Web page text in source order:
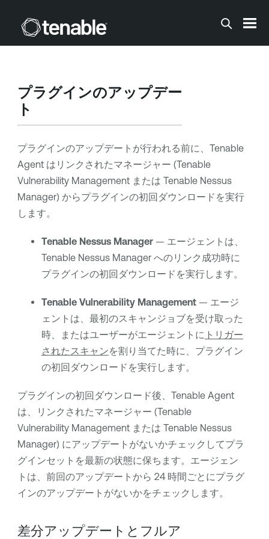
メインコンテンツに移動する
プラグインのアップデー
ト
プラグインのアップデートが行われる前に、 Tenable
Agentはリンクされたマネージャー (Tenable
Vulnerability Managementまたは Tenable Nessus
Manager) からプラグインの初回ダウンロードを実行
します。
Tenable Nessus Manager— エージェントは、
Tenable Nessus Managerへのリンク成功時に
プラグインの初回ダウンロードを実行します。
Tenable Vulnerability Management— エージ
ェントは、最初のスキャンジョブを受け取った
時、またはユーザーがエージェントに トリガー
されたスキャンを割り当てた時に、プラグイン
の初回ダウンロードを実行します。
プラグインの初回ダウンロード後、 Tenable Agent
は、リンクされたマネージャー (Tenable
Vulnerability Managementまたは Tenable Nessus
Manager) にアップデートがないかチェックしてプラ
グインセットを最新の状態に保ちます。エージェン
トは、前回のアップデートから 24 時間ごとにプラグ
インのアップデートがないかをチェックします。
差分アップデートとフルア